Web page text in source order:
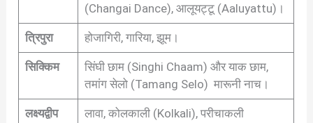
(Changai Dance), आलूयट्टू (Aaluyattu)।
त्रिपुरा होजागिरी, गारिया, झूम।
सिक्किम
सिंघी छाम (Singhi Chaam) और याक छाम,
तमांग सेलो (Tamang Selo) मारूनी नाच।
लक्ष्यद्वीप
लावा, कोलकाली (Kolkali), परीचाकली